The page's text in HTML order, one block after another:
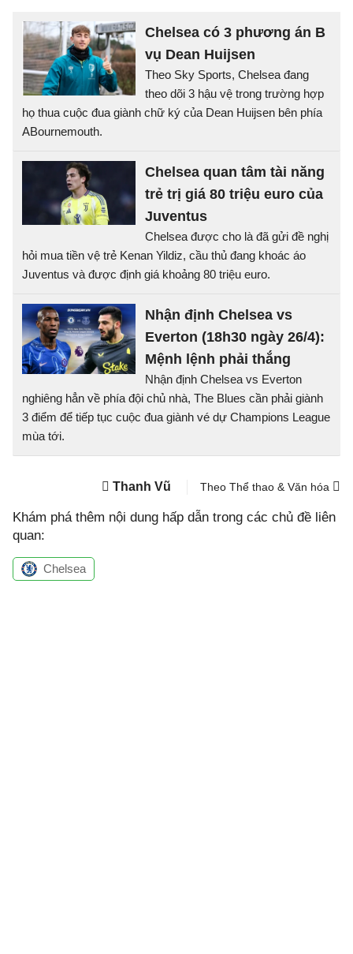
Chelsea có 3 phương án B
vụ Dean Huijsen
Theo Sky Sports, Chelsea đang
theo dõi 3 hậu vệ trong trường hợp
họ thua cuộc đua giành chữ ký của Dean Huijsen bên phía
ABournemouth.
Chelsea quan tâm tài năng
trẻ trị giá 80 triệu euro của
Juventus
Chelsea được cho là đã gửi đề nghị
hỏi mua tiền vệ trẻ Kenan Yildiz, cầu thủ đang khoác áo
Juventus và được định giá khoảng 80 triệu euro.
Nhận định Chelsea vs
Everton (18h30 ngày 26/4):
Mệnh lệnh phải thắng
Nhận định Chelsea vs Everton
nghiêng hẳn về phía đội chủ nhà, The Blues cần phải giành
3 điểm để tiếp tục cuộc đua giành vé dự Champions League
mùa tới.
Thanh Vũ Theo Thể thao & Văn hóa
Khám phá thêm nội dung hấp dẫn trong các chủ đề liên
quan:
Chelsea